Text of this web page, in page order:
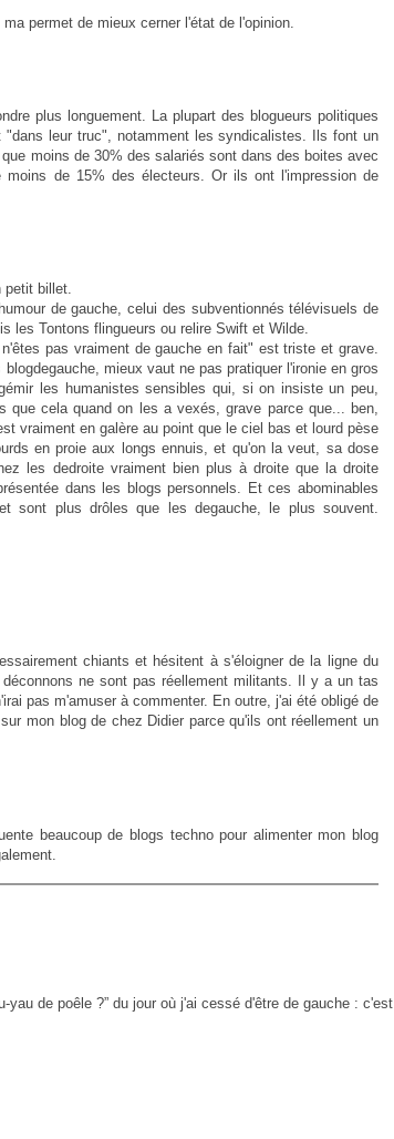
permet de mieux cerner l'état de l'opinion.
plus longuement. La plupart des blogueurs politiques
leur truc", notamment les syndicalistes. Ils font un
moins de 30% des salariés sont dans des boites avec
de 15% des électeurs. Or ils ont l'impression de
petit billet.
de gauche, celui des subventionnés télévisuels de
les Tontons flingueurs ou relire Swift et Wilde.
pas vraiment de gauche en fait" est triste et grave.
mieux vaut ne pas pratiquer l'ironie en gros
les humanistes sensibles qui, si on insiste un peu,
que cela quand on les a vexés, grave parce que... ben,
vraiment en galère au point que le ciel bas et lourd pèse
en proie aux longs ennuis, et qu'on la veut, sa dose
les dedroite vraiment bien plus à droite que la droite
dans les blogs personnels. Et ces abominables
sont plus drôles que les degauche, le plus souvent.
chiants et hésitent à s'éloigner de la ligne du
ne sont pas réellement militants. Il y a un tas
pas m'amuser à commenter. En outre, j'ai été obligé de
mon blog de chez Didier parce qu'ils ont réellement un
beaucoup de blogs techno pour alimenter mon blog
de poêle ?” du jour où j'ai cessé d'être de gauche : c'est